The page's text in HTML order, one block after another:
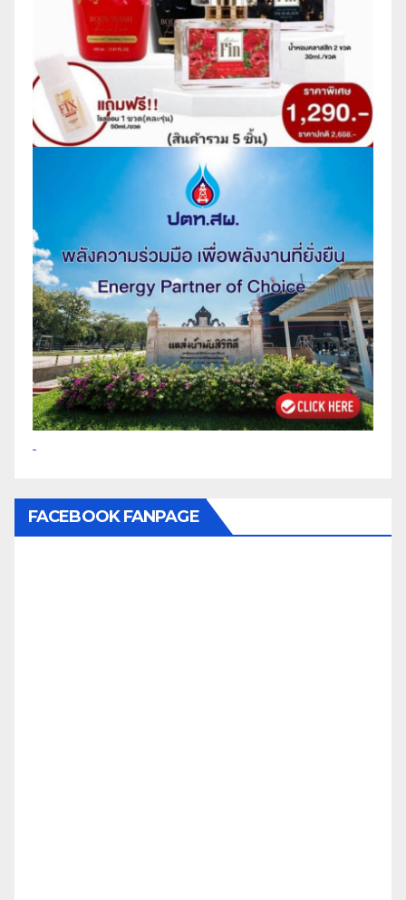
FACEBOOK FANPAGE